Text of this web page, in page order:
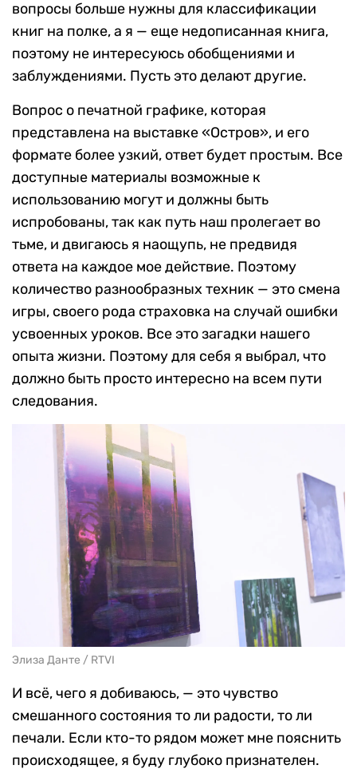
вопросы больше нужны для классификации
книг на полке, а я — еще недописанная книга,
поэтому не интересуюсь обобщениями и
заблуждениями. Пусть это делают другие.
Вопрос о печатной графике, которая
представлена на выставке «Остров», и его
формате более узкий, ответ будет простым. Все
доступные материалы возможные к
использованию могут и должны быть
испробованы, так как путь наш пролегает во
тьме, и двигаюсь я наощупь, не предвидя
ответа на каждое мое действие. Поэтому
количество разнообразных техник — это смена
игры, своего рода страховка на случай ошибки
усвоенных уроков. Все это загадки нашего
опыта жизни. Поэтому для себя я выбрал, что
должно быть просто интересно на всем пути
следования.
Элиза Данте / RTVI
И всё, чего я добиваюсь, — это чувство
смешанного состояния то ли радости, то ли
печали. Если кто-то рядом может мне пояснить
происходящее, я буду глубоко признателен.